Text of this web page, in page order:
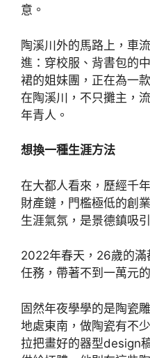
意。
陶溪川外的馬路上，車
進：穿校服、背書包的
裙的姐妹團，正在為一
在陶溪川，不只攤主，
年青人。
想換一種生涯方法
在大都人看來，歷經千
財產鏈，門檻極低的創
生涯氣氛，是景德鎮吸
2022年春天，26歲的滿
任務，帶著不到一萬元
固然年夜學學的是陶瓷
地處東南，做陶瓷有不
拉把畫好的器型design